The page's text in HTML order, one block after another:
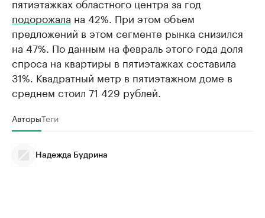
подорожала на 42%. При этом объем
предложений в этом сегменте рынка снизился
на 47%. По данным на февраль этого года доля
спроса на квартиры в пятиэтажках составила
31%. Квадратный метр в пятиэтажном доме в
среднем стоил 71 429 рублей.
АвторыТеги
Надежда Будрина